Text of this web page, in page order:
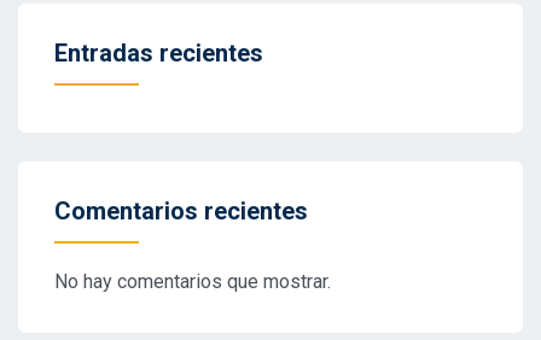
Entradas recientes
Comentarios recientes
No hay comentarios que mostrar.